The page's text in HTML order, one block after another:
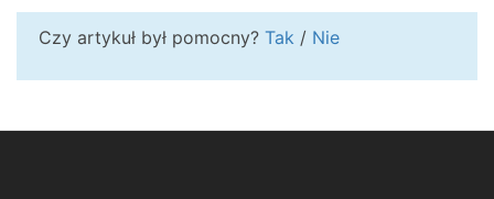
Czy artykuł był pomocny? Tak / Nie